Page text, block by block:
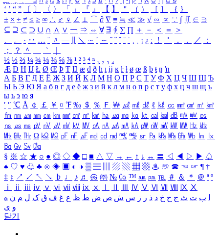
‘ ’ “ ” 〔 〕 〈 〉 「 」 『 』 【 】 ＂ （ ） ［ ］ ｛ ｝
± × ÷ ≠ ≤ ≥ ∞ ∴ ♂ ♀ ∠ ⊥ ⌒ ∂ ∇ ≡ ≒ ≪ ≫ √ ∽ ∝ ∵ ∫ ∬ ∈ ∋
⊆ ⊇ ⊂ ⊃ ∪ ∩ ∧ ∨ ￢ ⇒ ⇔ ∀ ∃ ∮ ∑ ∏ ＋ － ＜ ＝
＞
、
。 · ‥ … ¨ 〃 ― ＼ ∼ ´ ～ ˇ ˘ ˝ ˚ ˙ ¸ ¡ ¿ ː ！ ＇ ， ． ／
：
；
？ ＾ ｀
½ ⅓ ⅔ ¼ ¾ ⅛ ⅜ ⅝ ⅞ ¹ ² ³ ⁴ ⁿ ₁ ₂ ₃ ₄
Æ Ð Ħ Ĳ Ł Ø Œ Þ Ŧ Ŋ æ đ ð ħ ı ĳ ĸ ŀ ł ø œ ß þ ŧ ŋ ŉ
А Б В Г Д Е Ё Ж З И Й К Л М Н О П Р С Т У Ф Х Ц Ч Ш Щ Ъ
Ы Ь Э Ю Я а б в г д е ё ж з и й к л м н о п р с т у ф х ц ч ш щ ъ
ы ь э ю я
′ ″ ℃ Å ￠ ￡ ￥ ¤ ℉ ‰ ＄ ％ Ｆ ￦ ㎕ ㎖ ㎗ ℓ ㎘ ㏄ ㎣ ㎤ ㎥ ㎦
㎙ ㎚ ㎛ ㎜ ㎝ ㎞ ㎟ ㎠ ㎡ ㎢ ㏊ ㎍ ㎎ ㎏ ㏏ ㎈ ㎉ ㏈ ㎧ ㎨ ㎰
㎱ ㎲ ㎳ ㎴ ㎵ ㎶ ㎷ ㎸ ㎹ ㎀ ㎁ ㎂ ㎃ ㎄ ㎺ ㎻ ㎽ ㎾ ㎿ ㎐ ㎑
㎒ ㎓ ㎔ Ω ㏀ ㏁ ㎊ ㎋ ㎌ ㏖ ㏅ ㎭ ㎮ ㎯ ㏛ ㎩ ㎪ ㎫ ㎬ ㏝ ㏐
㏓
㏃ ㏉ ㏜ ㏆
§ ※ ☆ ★ ○ ● ◎ ◇ ◆ □ ■ △ ▽ → ← ↑ ↓ ↔ 〓 ◁ ◀ ▷ ▶ ♤
♠ ♡ ♥ ♧ ♣ ⊙ ◈ ▣ ◐ ◑ ▒ ▤ ▨ ▧ ▦ ▩ ♨ ☏ ☎ ☜ ☞ ¶ †
‡ ↕ ↗ ↙ ↖ ↘ ♭ ♩ ♪ ♬ ㉿ ㈜ № ㏇ ™ ㏂ ㏘ ℡ ＃ ＆ ＊ ＠ ª º
ⅰ
ⅱ ⅲ ⅳ ⅴ ⅵ ⅶ ⅷ ⅸ ⅹ Ⅳ Ⅴ Ⅵ Ⅶ Ⅷ Ⅸ Ⅹ
ب ت ث ج ح خ د ذ ر ز س ش ص ض ط ظ ع غ ف ق ک ل م ن ه
و ی
닫기